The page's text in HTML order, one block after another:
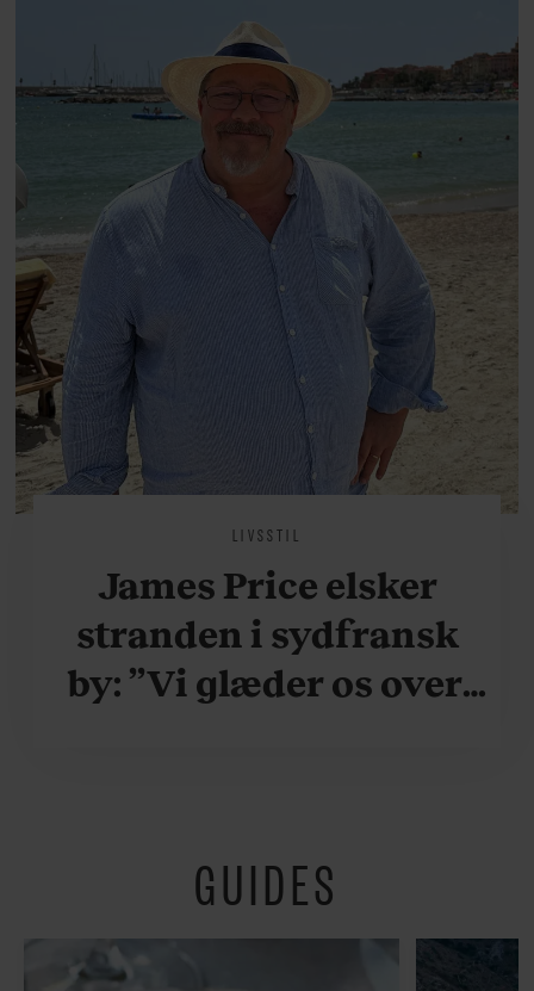
arv, angst, familieliv, frygten for
at miste stemmen og den
livsglæde, han nægter at give slip
på.
LIVSSTIL
James Price elsker
stranden i sydfransk
by: ”Vi glæder os over,
fredeligt”
GUIDES